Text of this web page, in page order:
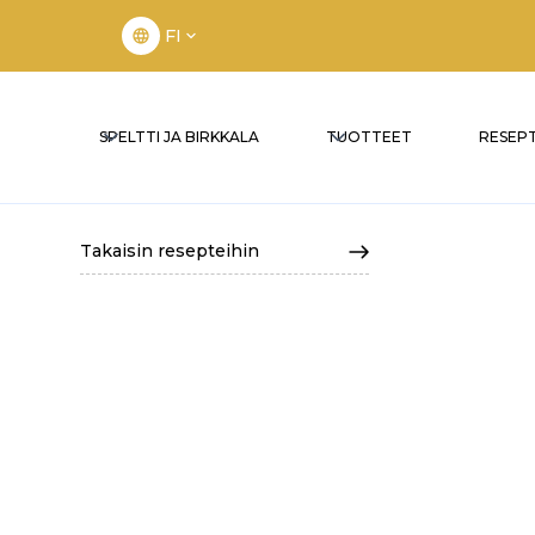
FI
SPELTTI JA BIRKKALA TUOTTEET
Takaisin resepteihin